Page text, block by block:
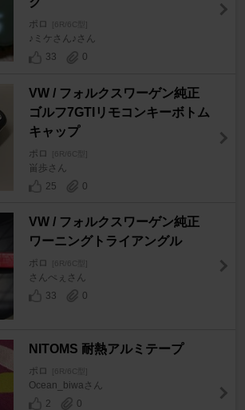
ポロ [6R/6C型]
♪ミケさん♪さん
33
0
VW / フォルクスワーゲン純正
ゴルフ7GTIリモコンキーボトム
キャップ
ポロ [6R/6C型]
畄歩さん
25
0
VW / フォルクスワーゲン純正
ワーニングトライアングル
ポロ [6R/6C型]
さんぺぇさん
33
0
NITOMS 耐熱アルミテープ
ポロ [6R/6C型]
Ocean_biwaさん
2
0